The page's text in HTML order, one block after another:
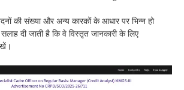
की संख्या और अन्य कारकों के आधार पर भिन्न हो
दी जाती है कि वे विस्तृत जानकारी के लिए